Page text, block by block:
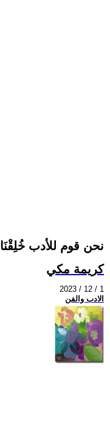
نحن قوم للأدب خُلِقْنَا
كريمة مكي
2023 / 12 / 1
الادب والفن